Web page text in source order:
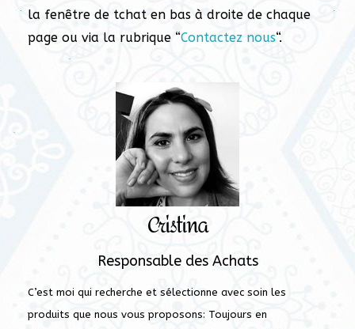
la fenêtre de tchat en bas à droite de chaque
page ou via la rubrique “Contactez nous“.
Cristina
Responsable des Achats
C’est moi qui recherche et sélectionne avec soin les
produits que nous vous proposons: Toujours en